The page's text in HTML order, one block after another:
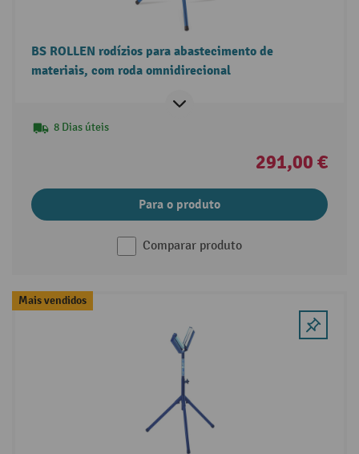
BS ROLLEN rodízios para abastecimento de
materiais, com roda omnidirecional
8 Dias úteis
291,00 €
Para o produto
Comparar produto
Mais vendidos